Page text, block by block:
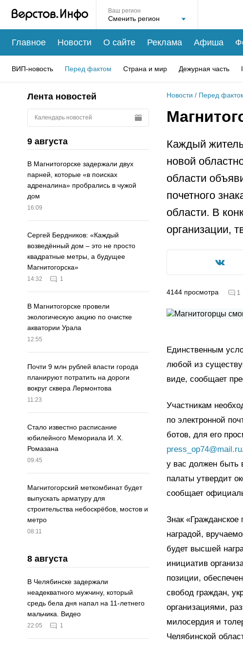
Ваш регион
Главное Новости О сайте Реклама Афиша
ВИП-новость Перед фактом Страна и мир Дежурная часть
Лента новостей
Календарь новостей
9 августа
В Магнитогорске задержали двух
парней, которые «в поисках
адреналина» пробрались в чужой
дом
16:09
Сергей Бердников: «Каждый
возведённый дом – это не просто
квадратные метры, а будущее
Магнитогорска»
14:32 1
В Магнитогорске провели
экологическую акцию по очистке
акватории Урала
12:55
Почти 9 млн рублей власти города
планируют потратить на дороги
вокруг сквера Лермонтова
11:23
Стало известно расписание
юбилейного Мемориала И. Х.
Ромазана
09:45
Магнитогорский меткомбинат будет
выпускать арматуру для
строительства небоскрёбов, мостов и
метро
08:11
8 августа
В Челябинске задержали
неадекватного мужчину, который
средь бела дня напал на 11-летнего
мальчика. Видео
22:05 1
Новости / Перед
Каждый
новой
области
почетного
области. В
организации,
4144 просмотра 1
Единственным
любой из
виде, сообщает
Участникам
по электронной
ботов, для его
press_op74@mail.ru
у вас должен быть
палаты утвердит
сообщает
Знак «Гражданское
наградой,
будет высшей
инициатив
позиции,
свобод граждан,
организациями,
милосердия и
Челябинской